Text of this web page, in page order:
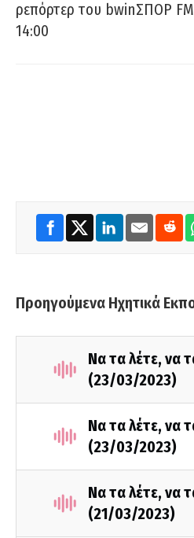
ρεπόρτερ του bwinΣΠΟΡ
14:00
Προηγούμενα Ηχητικά
Να τα λέτε, να
(23/03/2023)
Να τα λέτε, να
(23/03/2023)
Να τα λέτε, να
(21/03/2023)